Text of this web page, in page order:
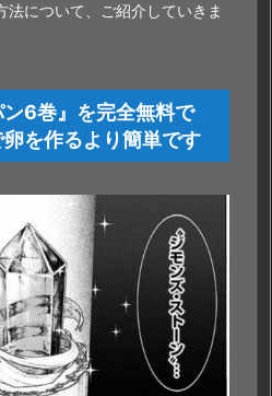
法について、ご紹介していきま
ン6巻』を完全無料で
を作るより簡単です